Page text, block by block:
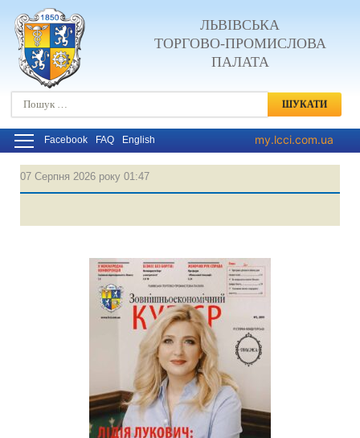
ЛЬВІВСЬКА
ТОРГОВО-ПРОМИСЛОВА
ПАЛАТА
Пошук:
Facebook FAQ English my.lcci.com.ua
07 Серпня 2026 року 01:47